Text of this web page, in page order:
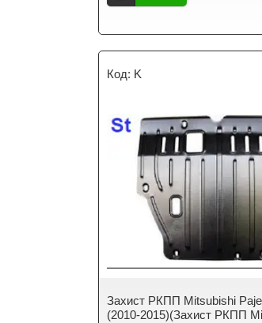
K
Захист РКПП Mitsubishi
(2010-2015)(Захист РКПП